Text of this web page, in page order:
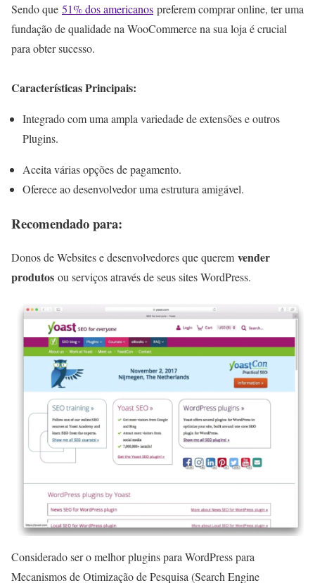
Sendo que 51% dos americanos preferem comprar online, ter uma
fundação de qualidade na WooCommerce na sua loja é crucial
para obter sucesso.
Características Principais:
Integrado com uma ampla variedade de extensões e outros
Plugins.
Aceita várias opções de pagamento.
Oferece ao desenvolvedor uma estrutura amigável.
Recomendado para:
Donos de Websites e desenvolvedores que querem vender
produtos ou serviços através de seus sites WordPress.
Considerado ser o melhor plugins para WordPress para
Mecanismos de Otimização de Pesquisa (Search Engine